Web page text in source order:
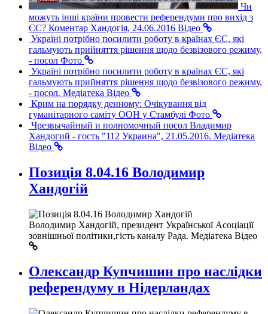
Чи
можуть інші країни провести референдуми про вихід з
ЄС? Коментар Хандогія, 24.06.2016 Відео
Україні потрібно посилити роботу в країнах ЄС, які
гальмують прийняття рішення щодо безвізового режиму,
- посол Фото
Україні потрібно посилити роботу в країнах ЄС, які
гальмують прийняття рішення щодо безвізового режиму,
- посол. Медіатека Відео
Крим на порядку денному: Очікування від
гуманітарного саміту ООН у Стамбулі Фото
Чрезвычайный и полномочный посол Владимир
Хандогий - гость "112 Украина", 21.05.2016. Медіатека
Відео
Позиція 8.04.16 Володимир
Хандогій
Володимир Хандогій, президент Української Асоціації
зовнішньої політики,гість каналу Рада. Медіатека Відео
Олександр Купчишин про наслідки
референдуму в Нідерландах